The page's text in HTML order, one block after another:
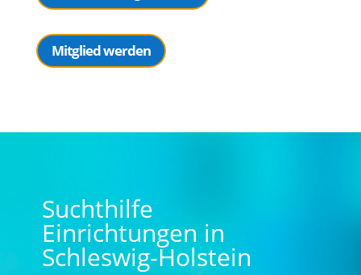
Mitglied werden
Suchthilfe
Einrichtungen in
Schleswig-Holstein